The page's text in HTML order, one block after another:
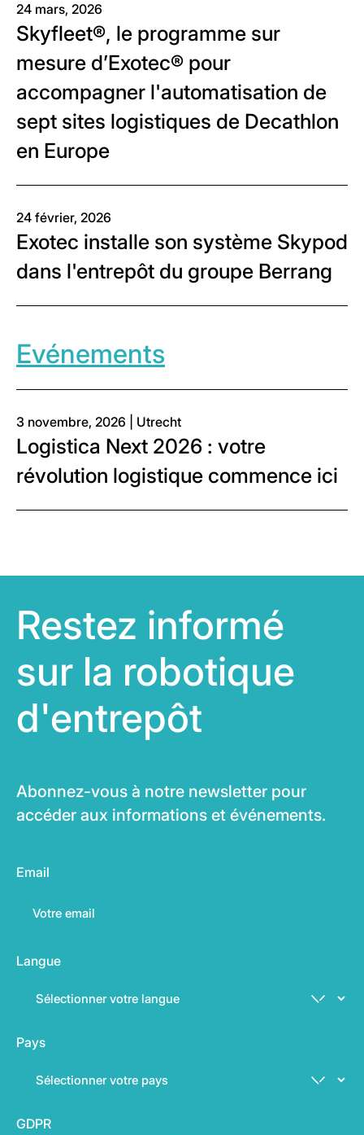
24 mars, 2026
Skyfleet®, le programme sur
mesure d’Exotec® pour
accompagner l'automatisation de
sept sites logistiques de Decathlon
en Europe
24 février, 2026
Exotec installe son système Skypod
dans l'entrepôt du groupe Berrang
Evénements
3 novembre, 2026 | Utrecht
Logistica Next 2026 : votre
révolution logistique commence ici
Restez informé
sur la robotique
d'entrepôt
Abonnez-vous à notre newsletter pour
accéder aux informations et événements.
Email
Langue
Pays
GDPR